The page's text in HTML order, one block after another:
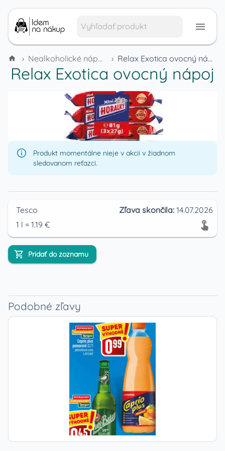
› Nealkoholické nápoje › Relax Exotica ovocný nápoj
Relax Exotica ovocný nápoj
Produkt momentálne nieje v akcii v žiadnom
sledovanom reťazci.
Tesco Zľava skončila: 14.07.2026
1 l = 1.19 €
Pridať do zoznamu
Podobné zľavy